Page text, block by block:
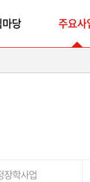
당 주요사
장학사업